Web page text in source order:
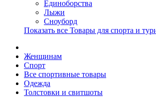
Единоборства
Лыжи
Сноуборд
Показать все Товары для спорта и
Женщинам
Спорт
Все спортивные товары
Одежда
Толстовки и свитшоты